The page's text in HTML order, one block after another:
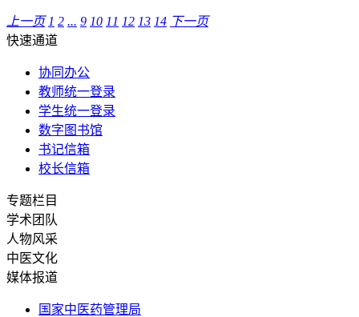
上一页 1 2 ... 9 10 11 12 13 14 下一页
快速通道
协同办公
教师统一登录
学生统一登录
数字图书馆
书记信箱
校长信箱
专题栏目
学术团队
人物风采
中医文化
媒体报道
国家中医药管理局